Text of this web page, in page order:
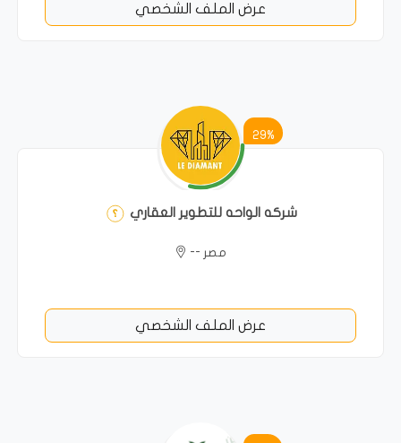
عرض الملف الشخصي
29%
شركه الواحه للتطوير العقاري
مصر --
عرض الملف الشخصي